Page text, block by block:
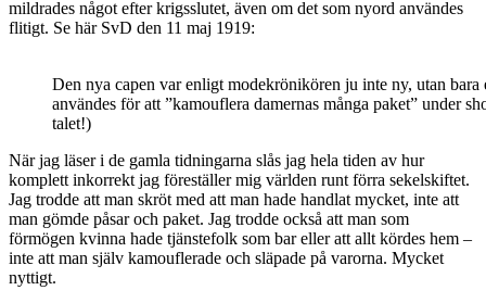
mildrades något efter krigsslutet, även om det som nyord användes
flitigt. Se här SvD den 11 maj 1919:
Den nya capen var enligt modekrönikören ju inte ny, utan
användes för att ”kamouflera damernas många paket” under
talet!)
När jag läser i de gamla tidningarna slås jag hela tiden av hur
komplett inkorrekt jag föreställer mig världen runt förra sekelskiftet.
Jag trodde att man skröt med att man hade handlat mycket, inte att
man gömde påsar och paket. Jag trodde också att man som
förmögen kvinna hade tjänstefolk som bar eller att allt kördes hem –
inte att man själv kamouflerade och släpade på varorna. Mycket
nyttigt.